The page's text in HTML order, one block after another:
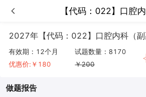
【代码：022】口腔
【代码：022】口腔内科
2027年【代码：022】口腔内科（
有效期： 12个月
优惠价:￥ 180
试题数量： 8170
￥200
做题报告